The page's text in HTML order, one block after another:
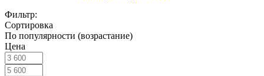
Фильтр:
Сортировка
По популярности (возрастание)
Цена